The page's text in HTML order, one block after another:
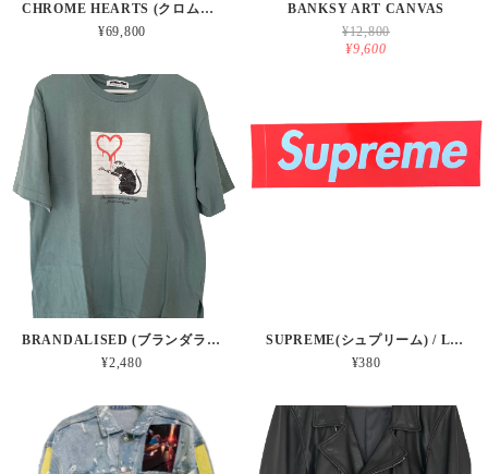
CHROME HEARTS (クロムハーツ ) MAGAZINE BOX.1
¥69,800
BANKSY ART CANVAS
¥12,800
¥9,600
BRANDALISED (ブランダライズド) / BANKSY RAT PRINT T-SHIRT
¥2,480
SUPREME(シュプリーム) / LOGO STICKER
¥380